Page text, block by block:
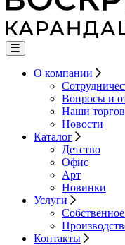
О компании
Вопросы и
Наши
Новости
Каталог
Детство
Офис
Арт
Новинки
Услуги
Контакты